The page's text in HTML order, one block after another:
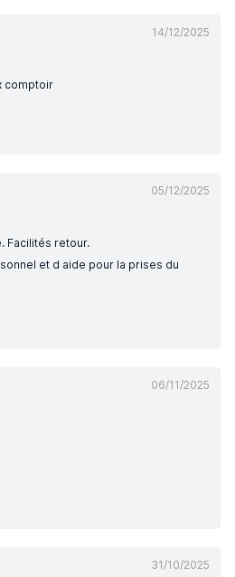
14/12/2025
comptoir
05/12/2025
Facilités retour.
et d aide pour la prises du
06/11/2025
31/10/2025